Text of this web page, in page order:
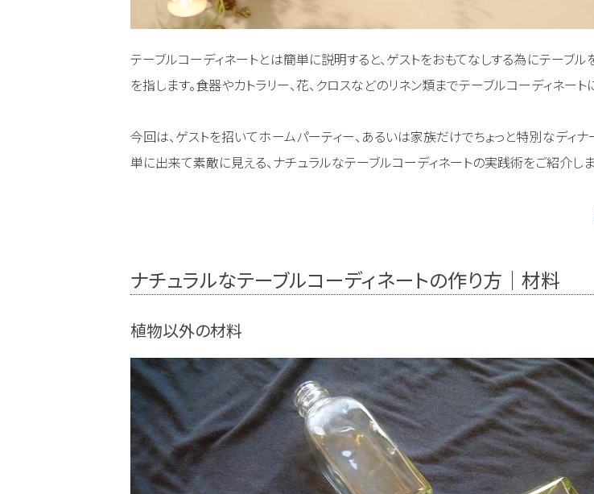
テーブルコーディネートとは簡単に説明すると、ゲストをおもてなしする為にテーブル
を指します。食器やカトラリー、花、クロスなどのリネン類までテーブルコーディネート
今回は、ゲストを招いてホームパーティー、あるいは家族だけでちょっと特別なディナ
単に出来て素敵に見える、ナチュラルなテーブルコーディネートの実践術をご紹介しま
ナチュラルなテーブルコーディネートの作り方｜材料
植物以外の材料